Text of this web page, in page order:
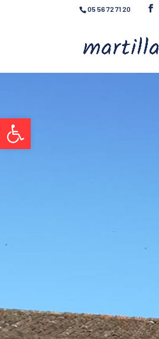
Ouvrir la barre d’outils
05 56 72 71 20